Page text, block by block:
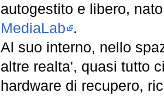
autogestito e libero,
MediaLab .
Al suo interno, nello
altre realta', quasi tutto
hardware di recupero,